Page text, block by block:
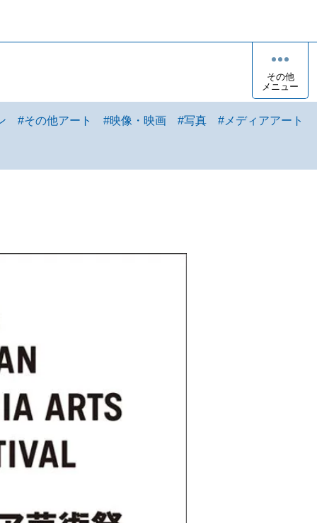
その他
メニュー
#その他アート #映像・映画 #写真 # メディアアート